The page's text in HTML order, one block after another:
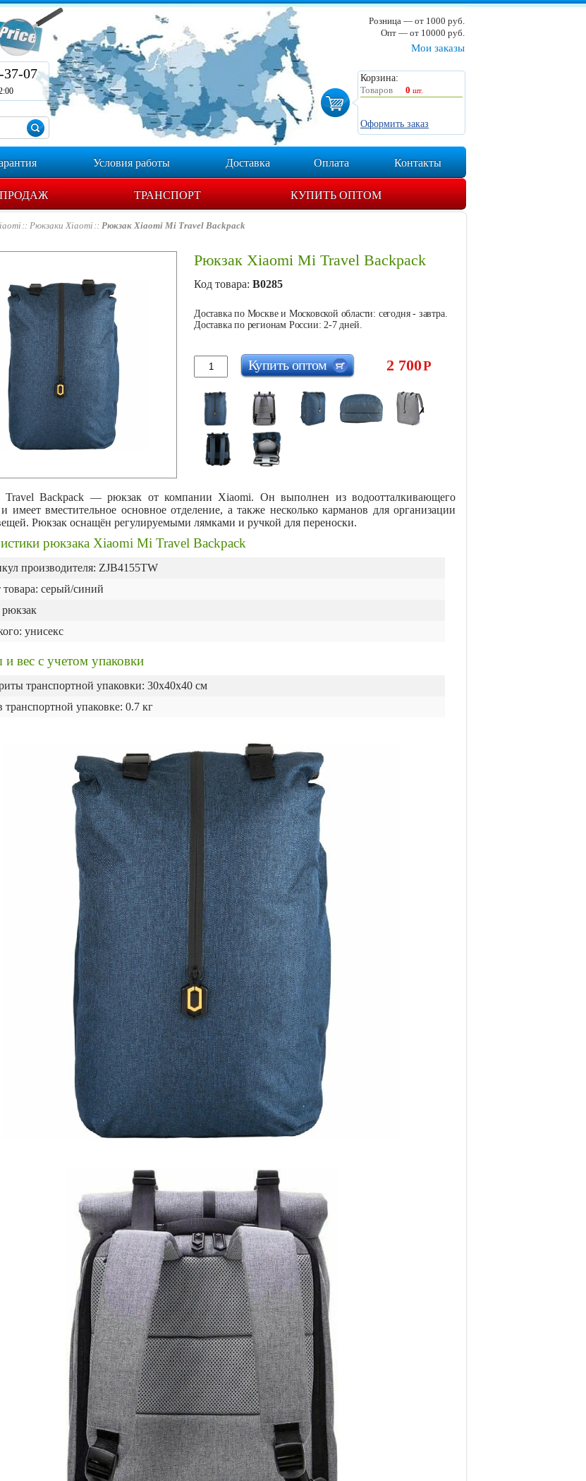
Мои заказы
Корзина:
Товаров
0 шт.
Оформить заказ
37-07
Розница — от 1000 руб.
Опт — от 10000 руб.
Условия работы Доставка Оплата Контакты
ТРАНСПОРТ КУПИТЬ ОПТОМ
Рюкзаки Xiaomi Рюкзак Xiaomi Mi Travel Backpack
Рюкзак Xiaomi Mi Travel Backpack
Код товара: B0285
Доставка по Москве и Московской области: сегодня - завтра.
Доставка по регионам России: 2-7 дней.
2 700Р
Купить оптом
Backpack — рюкзак от компании Xiaomi. Он выполнен из водоотталкивающего
имеет вместительное основное отделение, а также несколько карманов для организации
Рюкзак оснащён регулируемыми лямками и ручкой для переноски.
рюкзака Xiaomi Mi Travel Backpack
производителя: ZJB4155TW
товара: серый/синий
унисекс
и вес с учетом упаковки
транспортной упаковки: 30х40х40 см
транспортной упаковке: 0.7 кг